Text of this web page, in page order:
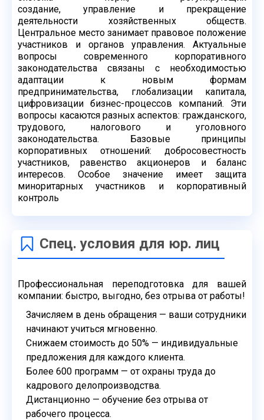
создание,управление и прекращение
деятельности хозяйственных обществ.
Центральное место занимает правовое положение
участников и органов управления. Актуальные
вопросы современного корпоративного
законодательства связаны с необходимостью
адаптации к новым формам
предпринимательства, глобализации капитала,
цифровизации бизнес-процессов компаний. Эти
вопросы касаются разных аспектов: гражданского,
трудового, налогового и уголовного
законодательства. Базовые принципы
корпоративных отношений: добросовестность
участников, равенство акционеров и баланс
интересов. Особое значение имеет защита
миноритарных участников и корпоративный
контроль
Спец. условия для юр. лиц
Профессиональная переподготовка для вашей
компании: быстро, выгодно, без отрыва от работы!
Зачисляем в день обращения — ваши сотрудники
начинают учиться мгновенно.
Снижаем стоимость до 50% — индивидуальные
предложения для каждого клиента.
Более 600 программ — от охраны труда до
кадрового делопроизводства.
Дистанционно — обучение без отрыва от
рабочего процесса.